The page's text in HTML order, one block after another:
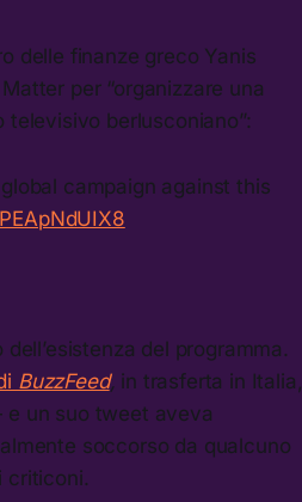
delle finanze greco Yanis
per “organizzare una
televisivo berlusconiano”:
campaign against this
del programma.
BuzzFeed, in trasferta in Italia,
un suo tweet aveva
soccorso da qualcuno
criticoni.